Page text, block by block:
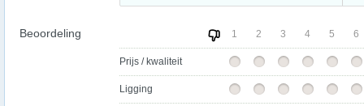
Beoordeling 1 2 3 4 5 6
Prijs / kwaliteit
Ligging